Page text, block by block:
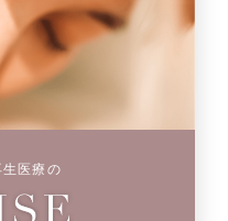
医療の